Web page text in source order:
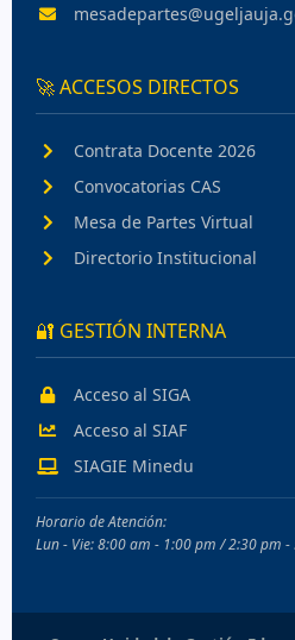
🚀 ACCESOS DIRECTOS
Contrata Docente 2026
Convocatorias CAS
Mesa de Partes Virtual
Directorio Institucional
🔐 GESTIÓN INTERNA
Acceso al SIGA
Acceso al SIAF
SIAGIE Minedu
Horario de Atención:
Lun - Vie: 8:00 am - 1:00 pm / 2:30 pm -